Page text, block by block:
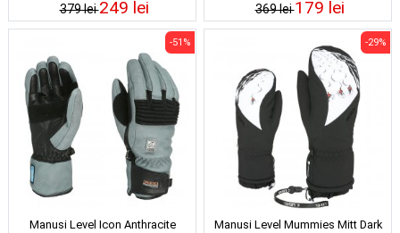
379 lei249 lei 369 lei179 lei
Manusi Level Icon Anthracite
-51%
Manusi Level Mummies Mitt Dark
-29%